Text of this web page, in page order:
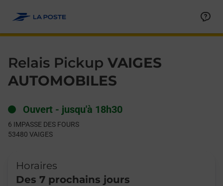
Relais Pickup VAIGES
AUTOMOBILES
Ouvert - jusqu'à 18h30
6 IMPASSE DES FOURS
53480 VAIGES
Horaires
Des 7 prochains jours